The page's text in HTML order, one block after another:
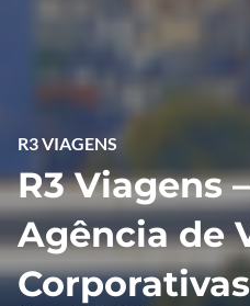
R3 VIAGENS
R3 Viagens
Agência de